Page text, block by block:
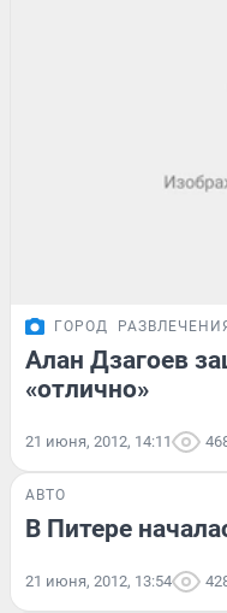
ГОРОД
Алан Дзагоев
«отлично»
21 июня, 2012, 14:11
АВТО
В Питере
21 июня, 2012, 13:54